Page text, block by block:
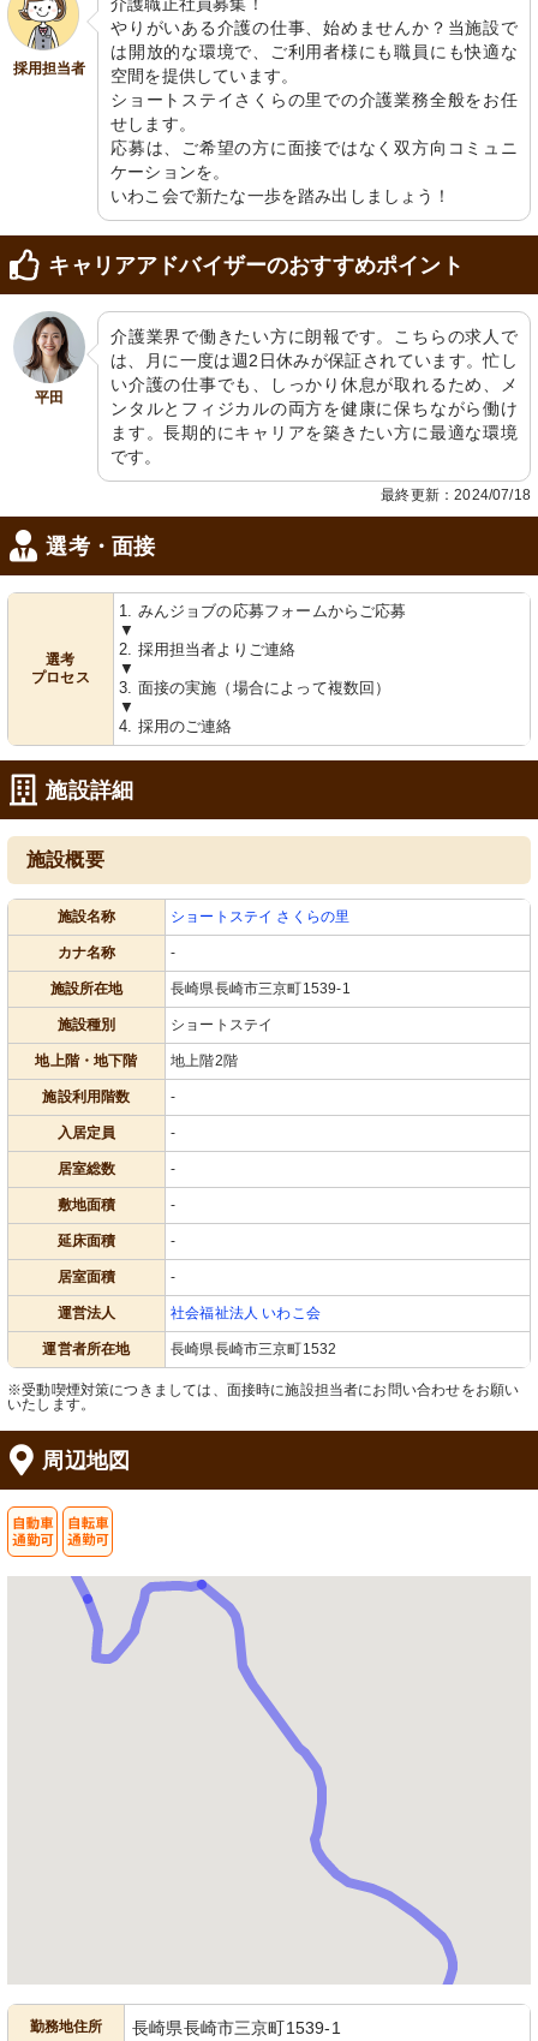
採用担当者
介護職正社員募集！
やりがいある介護の仕事、始めませんか？当施設で
は開放的な環境で、ご利用者様にも職員にも快適な
空間を提供しています。
ショートステイさくらの里での介護業務全般をお任
せします。
応募は、ご希望の方に面接ではなく双方向コミュニ
ケーションを。
いわこ会で新たな一歩を踏み出しましょう！
キャリアアドバイザーのおすすめポイント
平田
介護業界で働きたい方に朗報です。こちらの求人で
は、月に一度は週2日休みが保証されています。忙し
い介護の仕事でも、しっかり休息が取れるため、メ
ンタルとフィジカルの両方を健康に保ちながら働け
ます。長期的にキャリアを築きたい方に最適な環境
です。
最終更新：2024/07/18
選考・面接
選考
プロセス
1. みんジョブの応募フォームからご応募
▼
2. 採用担当者よりご連絡
▼
3. 面接の実施（場合によって複数回）
▼
4. 採用のご連絡
施設詳細
施設概要
施設名称 ショートステイ さくらの里
カナ名称 -
施設所在地 長崎県長崎市三京町1539-1
施設種別 ショートステイ
地上階・地下階 地上階2階
施設利用階数 -
入居定員 -
居室総数 -
敷地面積 -
延床面積 -
居室面積 -
運営法人 社会福祉法人 いわこ会
運営者所在地 長崎県長崎市三京町1532
※受動喫煙対策につきましては、面接時に施設担当者にお問い合わせをお願い
いたします。
周辺地図
勤務地住所 長崎県長崎市三京町1539-1